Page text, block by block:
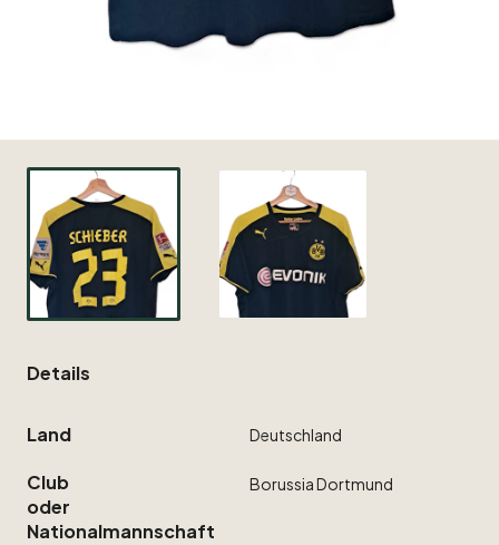
Details
Land Deutschland
Club
oder
Nationalmannschaft
BorussiaDortmund